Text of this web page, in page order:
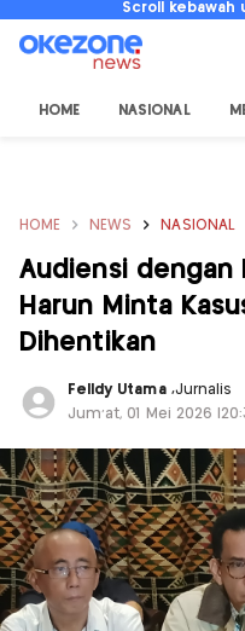
Scroll kebawah
HOME NASIONAL
HOME NEWS NASIONAL
Audiensi dengan
Harun Minta
Dihentikan
Felldy Utama ,Jurnalis
Jum'at, 01 Mei 2026